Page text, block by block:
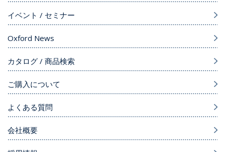
イベント / セミナー
Oxford News
カタログ / 商品検索
ご購入について
よくある質問
会社概要